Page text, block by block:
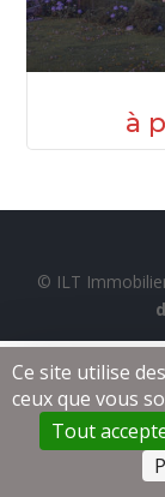
à
© ILT
Ce site utilise
ceux que vous
Tout